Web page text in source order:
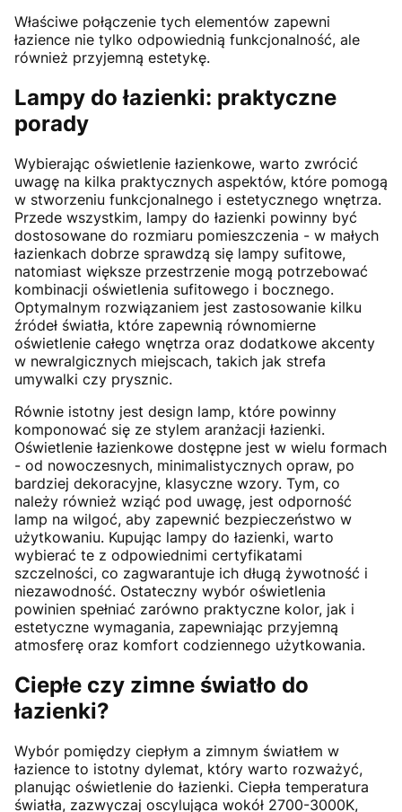
Właściwe połączenie tych elementów zapewni
łazience nie tylko odpowiednią funkcjonalność, ale
również przyjemną estetykę.
Lampy do łazienki: praktyczne
porady
Wybierając oświetlenie łazienkowe, warto zwrócić
uwagę na kilka praktycznych aspektów, które pomogą
w stworzeniu funkcjonalnego i estetycznego wnętrza.
Przede wszystkim, lampy do łazienki powinny być
dostosowane do rozmiaru pomieszczenia - w małych
łazienkach dobrze sprawdzą się lampy sufitowe,
natomiast większe przestrzenie mogą potrzebować
kombinacji oświetlenia sufitowego i bocznego.
Optymalnym rozwiązaniem jest zastosowanie kilku
źródeł światła, które zapewnią równomierne
oświetlenie całego wnętrza oraz dodatkowe akcenty
w newralgicznych miejscach, takich jak strefa
umywalki czy prysznic.
Równie istotny jest design lamp, które powinny
komponować się ze stylem aranżacji łazienki.
Oświetlenie łazienkowe dostępne jest w wielu formach
- od nowoczesnych, minimalistycznych opraw, po
bardziej dekoracyjne, klasyczne wzory. Tym, co
należy również wziąć pod uwagę, jest odporność
lamp na wilgoć, aby zapewnić bezpieczeństwo w
użytkowaniu. Kupując lampy do łazienki, warto
wybierać te z odpowiednimi certyfikatami
szczelności, co zagwarantuje ich długą żywotność i
niezawodność. Ostateczny wybór oświetlenia
powinien spełniać zarówno praktyczne kolor, jak i
estetyczne wymagania, zapewniając przyjemną
atmosferę oraz komfort codziennego użytkowania.
Ciepłe czy zimne światło do
łazienki?
Wybór pomiędzy ciepłym a zimnym światłem w
łazience to istotny dylemat, który warto rozważyć,
planując oświetlenie do łazienki. Ciepła temperatura
światła, zazwyczaj oscylująca wokół 2700-3000K,